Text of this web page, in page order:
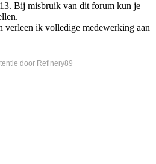
Bij misbruik van dit forum kun je
verleen ik volledige medewerking aan
door Refinery89